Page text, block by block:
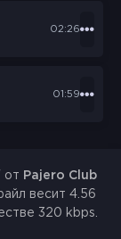
02:26
01:59
от Pajero Club
весит 4.56
320 kbps.